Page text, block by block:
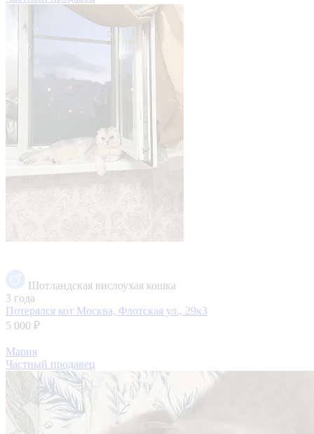
Шотландская вислоухая кошка
3 года
Потерялся кот Москва, Флотская ул., 29к3
5 000 ₽
Мария
Частный продавец